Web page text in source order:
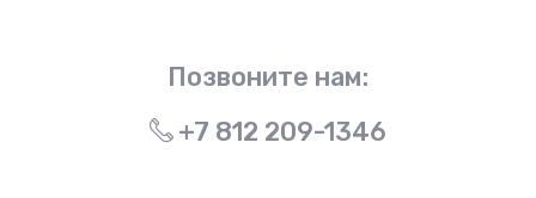
Позвоните нам:
+7 812 209-1346